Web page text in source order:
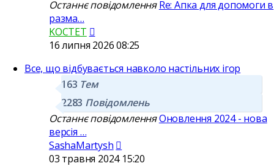
Останнє повідомлення Re: Апка для допомоги в
разма…
KOCTET
останнє
16 липня 2026 08:25
Все, що відбувається навколо настільних ігор
163 Тем
2283 Повідомлень
Останнє повідомленняОновлення 2024 - нова
версія …
SashaMartysh
останнє
03 травня 2024 15:20